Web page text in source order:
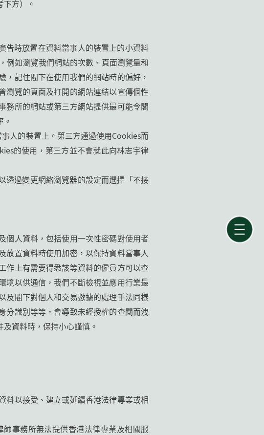
方）。
告時放置在資料當事人的裝置上的小資料
例如瀏覽我們網站的次數、頁面瀏覽量和
記住閣下在使用我們的網站時的偏好，
瀏覽的頁面及打開的網站連結以宣傳個性
務所的網站或第三方網站提供最可能令閣
人的裝置上。第三方通過使用Cookies而
的使用，第三方並不會就此向林志宇律
透過變更網絡瀏覽器的設定而選擇「不接
個人資料，包括使用一次性密碼對使用者
放置資料時使用加密，以保持資料當事人
作上有需要得悉該等資料的僱員方可以查
境以供通信，我們不斷檢視並應用行業最
及閣下對個人和交易數據的處理手法同樣
分識別等等，會導致未經授權的查閱而洩
資料時，保持小心謹慎。
料以接受、建立或延續香港法律專業或相
事務所無法提供香港法律專業及相關服